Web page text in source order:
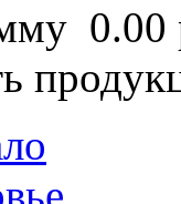
0.00